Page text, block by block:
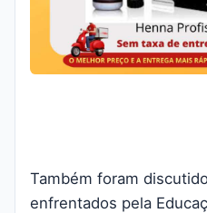
Também foram
enfrentados pela